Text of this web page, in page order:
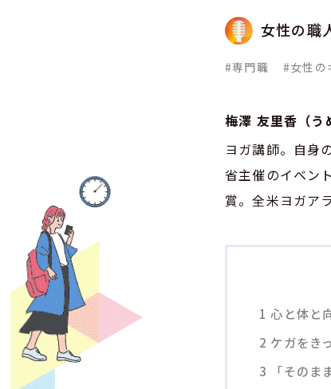
女性の職
#専門職 #女性の
梅澤 友里香（う
ヨガ講師。自身
省主催のイベン
賞。全米ヨガア
1 心と体と
2 ケガをき
3
「そのま